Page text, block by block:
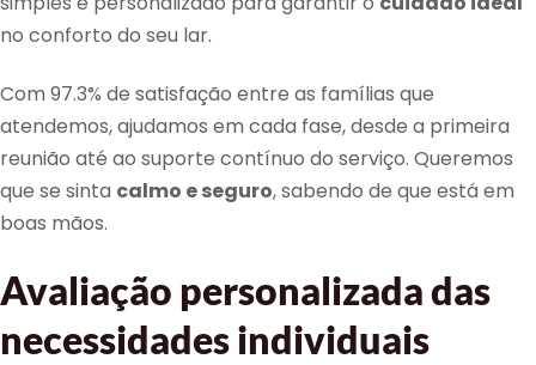
no conforto do seu lar.
Com 97.3% de satisfação entre as famílias que
atendemos, ajudamos em cada fase, desde a primeira
reunião até ao suporte contínuo do serviço. Queremos
que se sinta calmo e seguro, sabendo de que está em
boas mãos.
Avaliação personalizada das
necessidades individuais